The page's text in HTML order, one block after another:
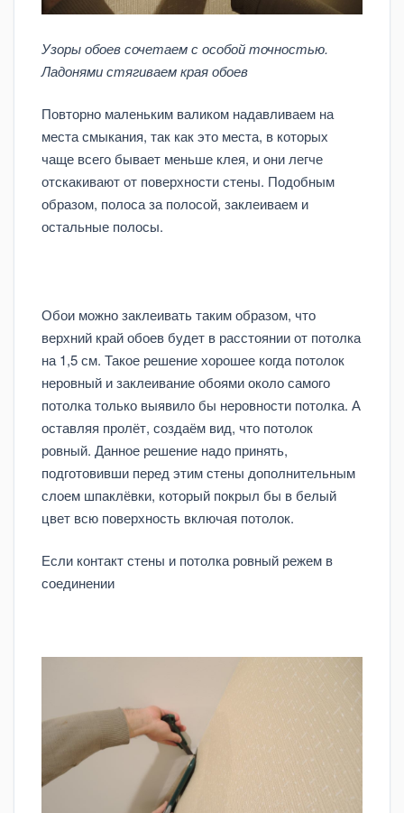
Узоры обоев сочетаем с особой точностью.
Ладонями стягиваем края обоев
Повторно маленьким валиком надавливаем на
места смыкания, так как это места, в которых
чаще всего бывает меньше клея, и они легче
отскакивают от поверхности стены. Подобным
образом, полоса за полосой, заклеиваем и
остальные полосы.
Обои можно заклеивать таким образом, что
верхний край обоев будет в расстоянии от потолка
на 1,5 см. Такое решение хорошее когда потолок
неровный и заклеивание обоями около самого
потолка только выявило бы неровности потолка. А
оставляя пролёт, создаём вид, что потолок
ровный. Данное решение надо принять,
подготовивши перед этим стены дополнительным
слоем шпаклёвки, который покрыл бы в белый
цвет всю поверхность включая потолок.
Если контакт стены и потолка ровный режем в
соединении